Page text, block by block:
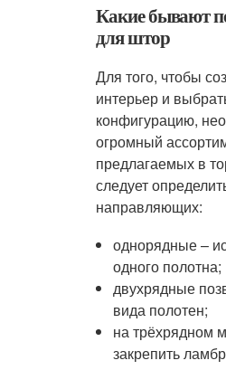
Какие бывают
для штор
Для того, чтобы
интерьер и
конфигурацию,
огромный
предлагаемых в
следует
направляющих:
однорядные –
одного полотна;
двухрядные
вида полотен;
на трёхрядном
закрепить